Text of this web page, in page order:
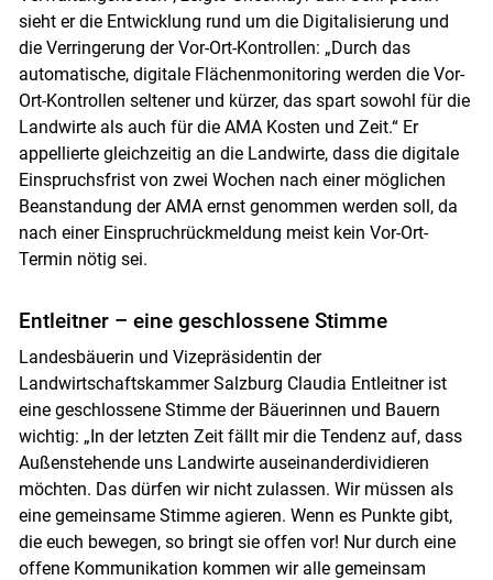
sieht er die Entwicklung rund um die Digitalisierung und
die Verringerung der Vor-Ort-Kontrollen: „Durch das
automatische, digitale Flächenmonitoring werden die Vor-
Ort-Kontrollen seltener und kürzer, das spart sowohl für die
Landwirte als auch für die AMA Kosten und Zeit.“ Er
appellierte gleichzeitig an die Landwirte, dass die digitale
Einspruchsfrist von zwei Wochen nach einer möglichen
Beanstandung der AMA ernst genommen werden soll, da
nach einer Einspruchrückmeldung meist kein Vor-Ort-
Termin nötig sei.
Entleitner – eine geschlossene Stimme
Landesbäuerin und Vizepräsidentin der
Landwirtschaftskammer Salzburg Claudia Entleitner ist
eine geschlossene Stimme der Bäuerinnen und Bauern
wichtig: „In der letzten Zeit fällt mir die Tendenz auf, dass
Außenstehende uns Landwirte auseinanderdividieren
möchten. Das dürfen wir nicht zulassen. Wir müssen als
eine gemeinsame Stimme agieren. Wenn es Punkte gibt,
die euch bewegen, so bringt sie offen vor! Nur durch eine
offene Kommunikation kommen wir alle gemeinsam